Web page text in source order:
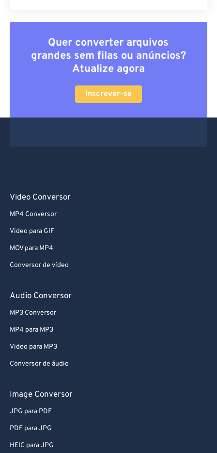
Quer converter arquivos
grandes sem filas ou anúncios?
Atualize agora
Inscrever-se
Video Conversor
MP4 Conversor
Video para GIF
MOV para MP4
Conversor de vídeo
Audio Conversor
MP3 Conversor
MP4 para MP3
Video para MP3
Conversor de áudio
Image Conversor
JPG para PDF
PDF para JPG
HEIC para JPG